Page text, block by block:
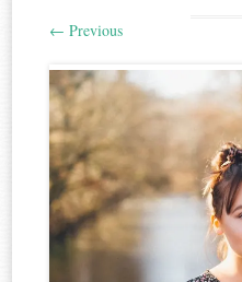
← Previous